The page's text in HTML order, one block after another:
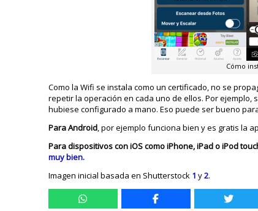
Cómo
Como la Wifi se instala como un certificado, no se
repetir la operación en cada uno de ellos. Por ejemplo,
hubiese configurado a mano. Eso puede ser bueno
Para Android, por ejemplo funciona bien y es gratis la
Para dispositivos con iOS como iPhone, iPad o iPod
muy bien.
Imagen inicial basada en Shutterstock 1 y2.